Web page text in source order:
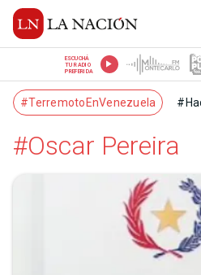
ESCUCHÁ
TU RADIO
PREFERIDA
#TerremotoEnVenezuela
#Oscar Pereira